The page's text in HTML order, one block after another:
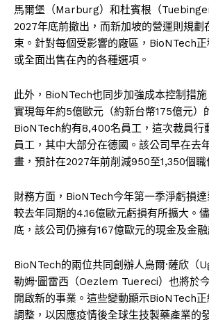
馬爾堡（Marburg）和杜賓根（
2027年底前撤出，而新加坡的營運則規劃
束。針對每個受影響的廠區，BioNTech
或全面出售在內的各種選項。
此外，BioNTech也同步加強成本控制措
實現每年約5億歐元（約新台幣175億元）
BioNTech約有8,400名員工，這次裁員行
員工，其中大部分在德國。該公司早在去
畫，預計在2027年前削減950至1,350個職
財務方面，BioNTech今年第一季淨虧損
較去年同期的4.16億歐元虧損有所擴大。
底，該公司仍擁有167億歐元的現金及金融
BioNTech的兩位共同創辦人烏爾·薩欣（
勒姆·圖雷西（Oezlem Tuereci）也將於
開啟新的事業。這些變動顯示BioNTech
調整，以因應疫情後全球生技製藥產業的